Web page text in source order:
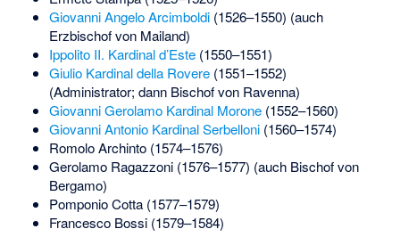
Giovanni Angelo Arcimboldi(1526–1550) (auch
Erzbischof von Mailand)
Ippolito II. Kardinal d’Este(1550–1551)
Giulio Kardinal della Rovere(1551–1552)
(Administrator; dann Bischof von Ravenna)
Giovanni Gerolamo Kardinal Morone(1552–1560)
Giovanni Antonio Kardinal Serbelloni(1560–1574)
Romolo Archinto (1574–1576)
Gerolamo Ragazzoni (1576–1577) (auch Bischof von
Bergamo)
Pomponio Cotta (1577–1579)
Francesco Bossi (1579–1584)